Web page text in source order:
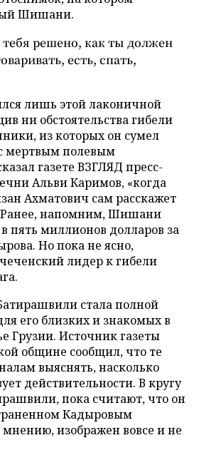
Шишани.
тебя решено, как ты должен
есть, спать,
лишь этой лаконичной
ни обстоятельства гибели
из которых он сумел
мертвым полевым
газете ВЗГЛЯД пресс-
Альви Каримов, «когда
Ахматович сам расскажет
Ранее, напомним, Шишани
пять миллионов долларов за
Но пока не ясно,
лидер к гибели
стала полной
его близких и знакомых в
Грузии. Источник газеты
общине сообщил, что те
выяснять, насколько
действительности. В кругу
пока считают, что он
Кадыровым
изображен вовсе и не